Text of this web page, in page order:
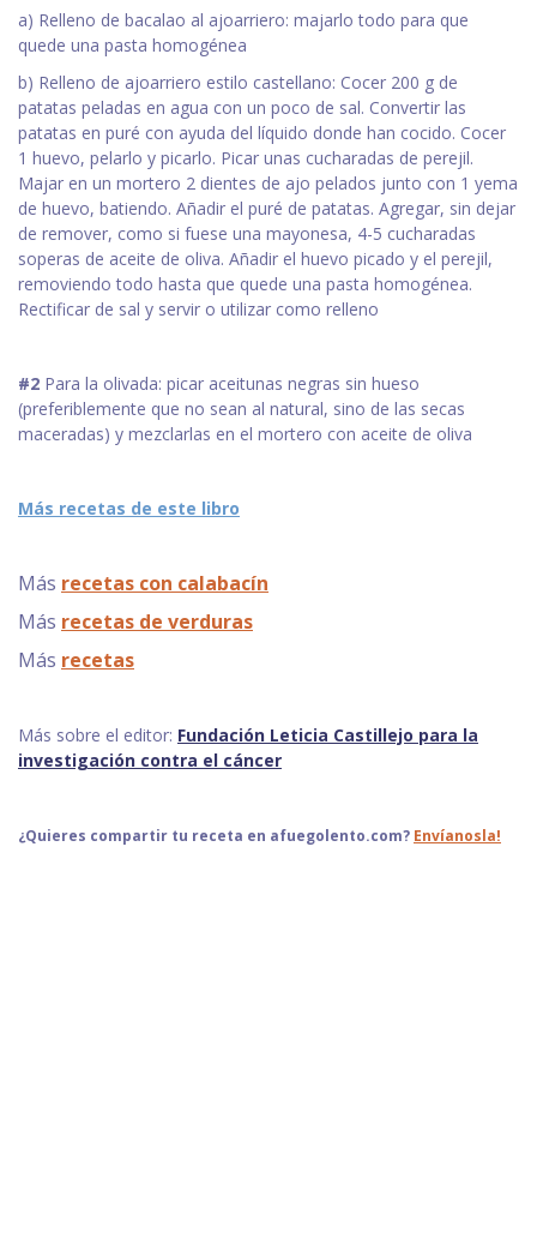
a) Relleno de bacalao al ajoarriero: majarlo todo para que
quede una pasta homogénea
b) Relleno de ajoarriero estilo castellano: Cocer 200 g de
patatas peladas en agua con un poco de sal. Convertir las
patatas en puré con ayuda del líquido donde han cocido. Cocer
1 huevo, pelarlo y picarlo. Picar unas cucharadas de perejil.
Majar en un mortero 2 dientes de ajo pelados junto con 1 yema
de huevo, batiendo. Añadir el puré de patatas. Agregar, sin dejar
de remover, como si fuese una mayonesa, 4-5 cucharadas
soperas de aceite de oliva. Añadir el huevo picado y el perejil,
removiendo todo hasta que quede una pasta homogénea.
Rectificar de sal y servir o utilizar como relleno
#2 Para la olivada: picar aceitunas negras sin hueso
(preferiblemente que no sean al natural, sino de las secas
maceradas) y mezclarlas en el mortero con aceite de oliva
Más recetas de este libro
Más recetas con calabacín
Más recetas de verduras
Más recetas
Más sobre el editor: Fundación Leticia Castillejo para la
investigación contra el cáncer
¿Quieres compartir tu receta en afuegolento.com? Envíanosla!